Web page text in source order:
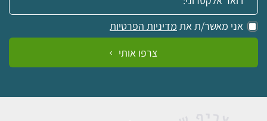
אני מאשר/ת את מדיניות הפרטיות
צרפו אותי